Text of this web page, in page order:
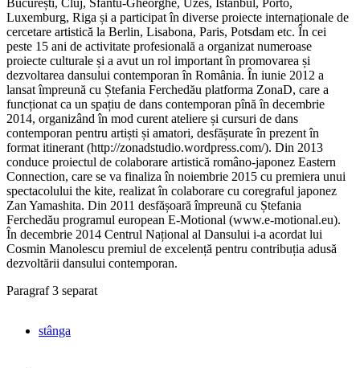
Luxemburg, Riga și a participat în diverse proiecte internaționale de
cercetare artistică la Berlin, Lisabona, Paris, Potsdam etc. În cei
peste 15 ani de activitate profesională a organizat numeroase
proiecte culturale și a avut un rol important în promovarea și
dezvoltarea dansului contemporan în România. În iunie 2012 a
lansat împreună cu Ștefania Ferchedău platforma ZonaD, care a
funcționat ca un spațiu de dans contemporan pînă în decembrie
2014, organizând în mod curent ateliere și cursuri de dans
contemporan pentru artiști și amatori, desfășurate în prezent în
format itinerant (http://zonadstudio.wordpress.com/). Din 2013
conduce proiectul de colaborare artistică româno-japonez Eastern
Connection, care se va finaliza în noiembrie 2015 cu premiera unui
spectacolului the kite, realizat în colaborare cu coregraful japonez
Zan Yamashita. Din 2011 desfășoară împreună cu Ștefania
Ferchedău programul european E-Motional (www.e-motional.eu).
În decembrie 2014 Centrul Național al Dansului i-a acordat lui
Cosmin Manolescu premiul de excelență pentru contribuția adusă
dezvoltării dansului contemporan.
Paragraf 3 separat
stânga